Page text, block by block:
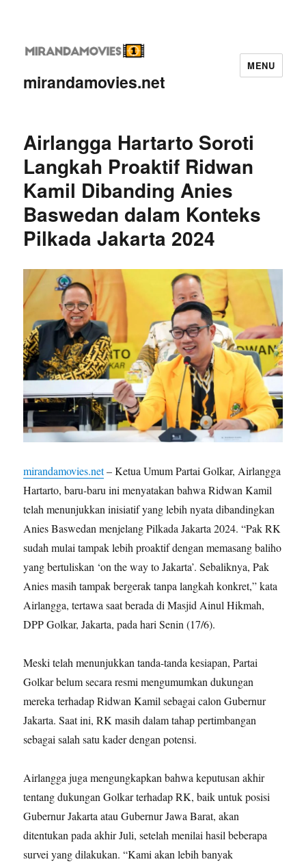
mirandamovies.net
MENU
Airlangga Hartarto Soroti
Langkah Proaktif Ridwan
Kamil Dibanding Anies
Baswedan dalam Konteks
Pilkada Jakarta 2024
mirandamovies.net– Ketua Umum Partai Golkar, Airlangga
Hartarto, baru-baru ini menyatakan bahwa Ridwan Kamil
telah menunjukkan inisiatif yang lebih nyata dibandingkan
Anies Baswedan menjelang Pilkada Jakarta 2024. “Pak RK
sudah mulai tampak lebih proaktif dengan memasang baliho
yang bertuliskan ‘on the way to Jakarta’. Sebaliknya, Pak
Anies masih tampak bergerak tanpa langkah konkret,” kata
Airlangga, tertawa saat berada di Masjid Ainul Hikmah,
DPP Golkar, Jakarta, pada hari Senin (17/6).
Meski telah menunjukkan tanda-tanda kesiapan, Partai
Golkar belum secara resmi mengumumkan dukungan
mereka terhadap Ridwan Kamil sebagai calon Gubernur
Jakarta. Saat ini, RK masih dalam tahap pertimbangan
sebagai salah satu kader dengan potensi.
Airlangga juga mengungkapkan bahwa keputusan akhir
tentang dukungan Golkar terhadap RK, baik untuk posisi
Gubernur Jakarta atau Gubernur Jawa Barat, akan
ditentukan pada akhir Juli, setelah menilai hasil beberapa
survei yang dilakukan. “Kami akan lebih banyak